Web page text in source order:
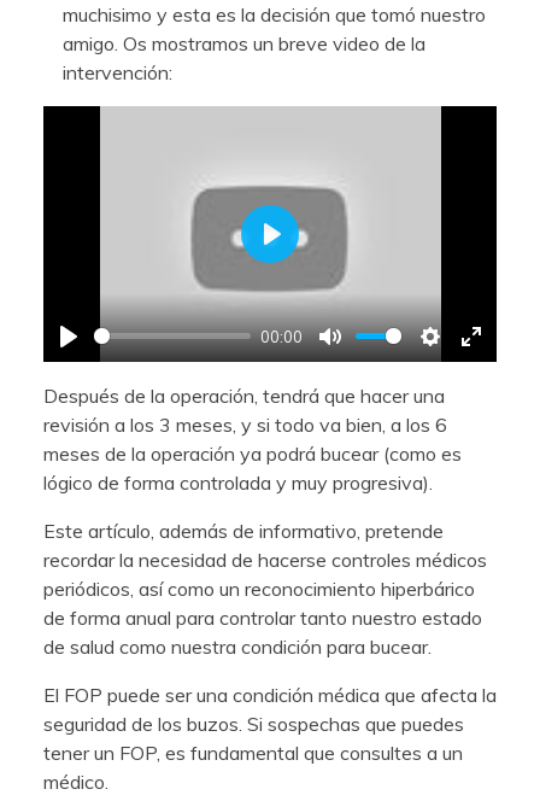
muchisimo y esta es la decisión que tomó nuestro
amigo. Os mostramos un breve video de la
intervención:
Play
00:00
Mute Settings
Enter
Play
Después de la operación, tendrá que hacer una
revisión a los 3 meses, y si todo va bien, a los 6
meses de la operación ya podrá bucear (como es
lógico de forma controlada y muy progresiva).
Este artículo, además de informativo, pretende
recordar la necesidad de hacerse controles médicos
periódicos, así como un reconocimiento hiperbárico
de forma anual para controlar tanto nuestro estado
de salud como nuestra condición para bucear.
El FOP puede ser una condición médica que afecta la
seguridad de los buzos. Si sospechas que puedes
tener un FOP, es fundamental que consultes a un
médico.